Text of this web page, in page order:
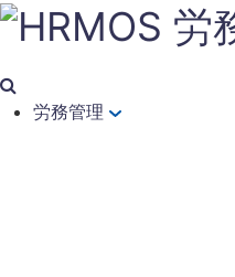
労務管理